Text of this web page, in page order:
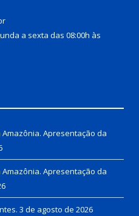
a sexta das 08:00h às
Amazônia. Apresentação da
Amazônia. Apresentação da
3 de agosto de 2026